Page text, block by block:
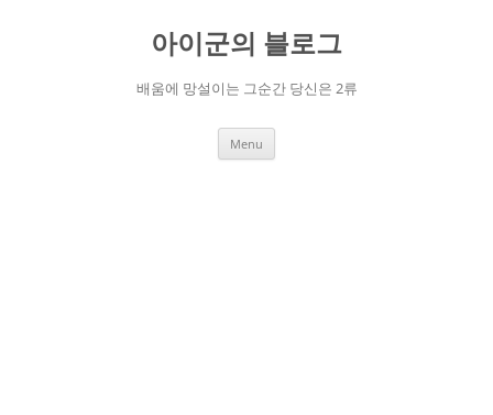
아이군의 블로그
배움에 망설이는 그순간 당신은 2류
Menu